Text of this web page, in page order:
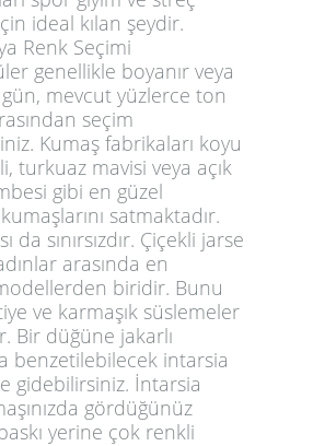
ideal kılan şeydir.
Renk Seçimi
genellikle boyanır veya
mevcut yüzlerce ton
seçim
Kumaş fabrikaları koyu
turkuaz mavisi veya açık
gibi en güzel
satmaktadır.
da sınırsızdır. Çiçekli jarse
arasında en
biridir. Bunu
ve karmaşık süslemeler
Bir düğüne jakarlı
benzetilebilecek intarsia
gidebilirsiniz. İntarsia
gördüğünüz
yerine çok renkli